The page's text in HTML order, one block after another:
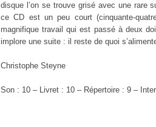
disque l’on se trouve grisé avec une rare
ce CD est un peu court (cinquante-
magnifique travail qui est passé à deux
implore une suite : il reste de quoi
Christophe Steyne
Son : 10 – Livret : 10 – Répertoire : 9 –